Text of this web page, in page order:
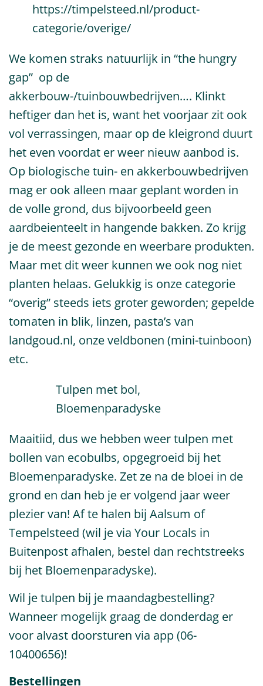
https://timpelsteed.nl/product-
categorie/overige/
We komen straks natuurlijk in “the hungry
gap” op de
akkerbouw-/tuinbouwbedrijven…. Klinkt
heftiger dan het is, want het voorjaar zit ook
vol verrassingen, maar op de kleigrond duurt
het even voordat er weer nieuw aanbod is.
Op biologische tuin- en akkerbouwbedrijven
mag er ook alleen maar geplant worden in
de volle grond, dus bijvoorbeeld geen
aardbeienteelt in hangende bakken. Zo krijg
je de meest gezonde en weerbare produkten.
Maar met dit weer kunnen we ook nog niet
planten helaas. Gelukkig is onze categorie
“overig” steeds iets groter geworden; gepelde
tomaten in blik, linzen, pasta’s van
landgoud.nl, onze veldbonen (mini-tuinboon)
etc.
Tulpen met bol,
Bloemenparadyske
Maaitiid, dus we hebben weer tulpen met
bollen van ecobulbs, opgegroeid bij het
Bloemenparadyske. Zet ze na de bloei in de
grond en dan heb je er volgend jaar weer
plezier van! Af te halen bij Aalsum of
Tempelsteed (wil je via Your Locals in
Buitenpost afhalen, bestel dan rechtstreeks
bij het Bloemenparadyske).
Wil je tulpen bij je maandagbestelling?
Wanneer mogelijk graag de donderdag er
voor alvast doorsturen via app (06-
10400656)!
Bestellingen